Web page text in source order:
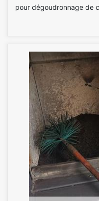
pour dégoudronnage de